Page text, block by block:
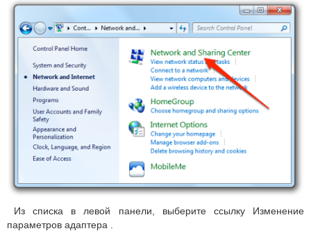
Из списка в левой панели, выберите ссылку Изменение
параметров адаптера